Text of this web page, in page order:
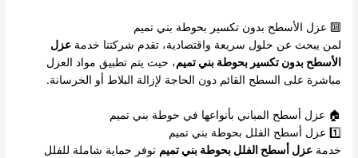
🔟 عزل الأسطح بدون تكسير بحوطة بني تميم
لمن يبحث عن حلول سريعة واقتصادية، تقدم شركتنا خدمةعزل
الأسطح بدون تكسير بحوطة بني تميم، حيث يتم تطبيق مواد العزل
مباشرة على السطح القائم دون الحاجة لإزالة البلاط أو الخرسانة.
🏠 عزل أسطح المباني بأنواعها في حوطة بني تميم
1️⃣ عزل أسطح الفلل بحوطة بني تميم
خدمةعزل أسطح الفلل بحوطة بني تميم توفر حماية شاملة للفلل